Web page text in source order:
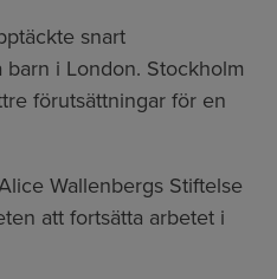
snart
i London. Stockholm
förutsättningar för en
Wallenbergs Stiftelse
att fortsätta arbetet i